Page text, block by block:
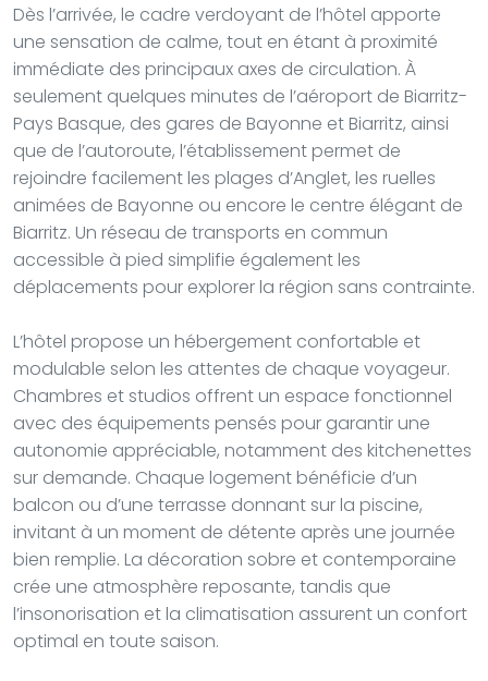
Dès l’arrivée, le cadre verdoyant de l’hôtel apporte
une sensation de calme, tout en étant à proximité
immédiate des principaux axes de circulation. À
seulement quelques minutes de l’aéroport de Biarritz-
Pays Basque, des gares de Bayonne et Biarritz, ainsi
que de l’autoroute, l’établissement permet de
rejoindre facilement les plages d’Anglet, les ruelles
animées de Bayonne ou encore le centre élégant de
Biarritz. Un réseau de transports en commun
accessible à pied simplifie également les
déplacements pour explorer la région sans contrainte.
L’hôtel propose un hébergement confortable et
modulable selon les attentes de chaque voyageur.
Chambres et studios offrent un espace fonctionnel
avec des équipements pensés pour garantir une
autonomie appréciable, notamment des kitchenettes
sur demande. Chaque logement bénéficie d’un
balcon ou d’une terrasse donnant sur la piscine,
invitant à un moment de détente après une journée
bien remplie. La décoration sobre et contemporaine
crée une atmosphère reposante, tandis que
l’insonorisation et la climatisation assurent un confort
optimal en toute saison.